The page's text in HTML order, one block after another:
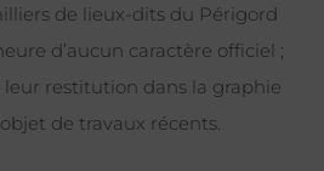
de lieux-dits du Périgord
d’aucun caractère officiel ;
leur restitution dans la graphie
de travaux récents.